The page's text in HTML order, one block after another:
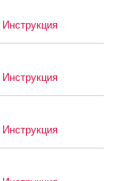
Инструкция
Инструкция
Инструкция